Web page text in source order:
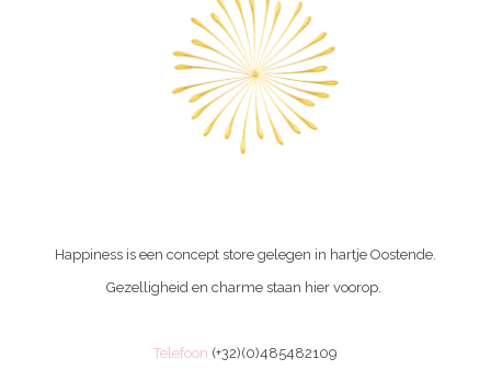
Happiness is een concept store gelegen in hartje Oostende.
Gezelligheid en charme staan hier voorop.
Telefoon (+32)(0)485482109